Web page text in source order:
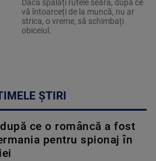
Dacă spălați rufele seara, după ce
vă întoarceți de la muncă, nu ar
strica, o vreme, să schimbați
obiceiul.
ȘTIRI
ce o româncă a fost
pentru spionaj în